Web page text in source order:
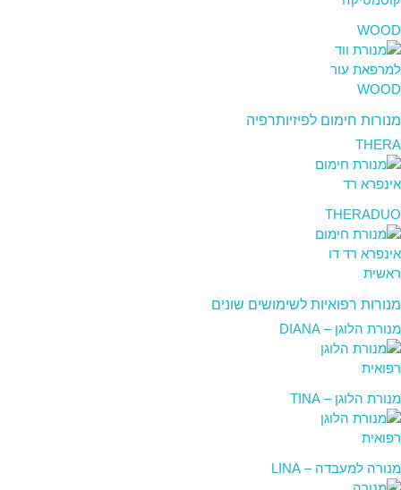
WOOD
מנורות חימום לפיזיותרפיה
THERA
THERADUO
מנורות רפואיות לשימושים שונים
מנורת הלוגן – DIANA
מנורת הלוגן – TINA
מנורה למעבדה – LINA